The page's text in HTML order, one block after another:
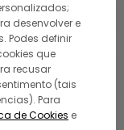
desenvolver e
Podes definir
que
recusar
(tais
Para
de Cookies e